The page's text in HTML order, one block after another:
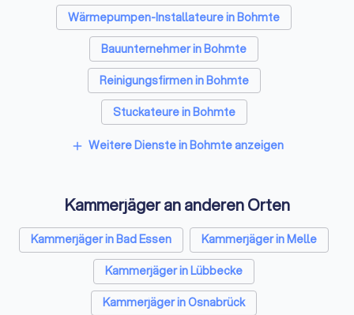
Wärmepumpen-Installateure in Bohmte
Bauunternehmer in Bohmte
Reinigungsfirmen in Bohmte
Stuckateure in Bohmte
Spezialisten für Dämmung in Bohmte
Sicherheitstechniker in Bohmte
Trockenbauer in Bohmte
Sanitärinstallateure in Bohmte
Fliesenleger in Bohmte
Fensterbauer in Bohmte
add Weitere Dienste in Bohmte anzeigen
Kammerjäger an anderen Orten
Kammerjäger in Bad Essen
Kammerjäger in Melle
Kammerjäger in Lübbecke
Kammerjäger in Osnabrück